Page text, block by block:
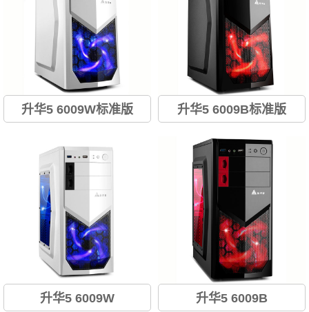
升华5 6009W标准版 升华5 6009B标准版
升华5 6009W 升华5 6009B